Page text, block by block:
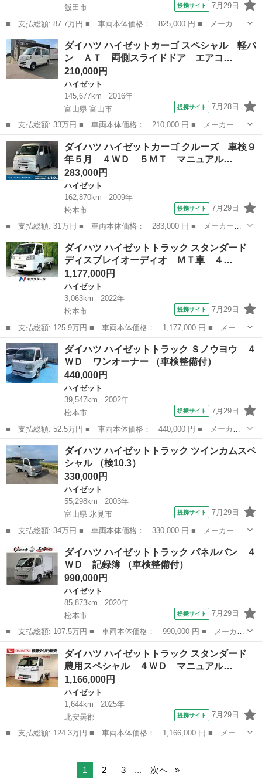
飯田市 提携サイト 7月29日
■ 支払総額: 87.7万円 ■ 車両本体価格： 825,000 円 ■ メーカー
名： ダイハツ ■ 車種名： ハイゼットカーゴ ■ グレード名：
６６０ クルーズターボ リミテッド ハイルーフ ４ＷＤ ■ 排気
量： 66...
長野 飯田市 ハイゼット
ダイハツ ハイゼットカーゴ スペシャル 軽バ
ン ＡＴ 両側スライドドア エアコ…
210,000円
ハイゼット
145,677km
2016年
富山県 富山市
提携サイト 7月28日
■ 支払総額: 33万円 ■ 車両本体価格： 210,000 円 ■ メーカー
名： ダイハツ ■ 車種名： ハイゼットカーゴ ■ グレード名：
スペシャル 軽バン ＡＴ 両側スライドドア エアコン 運転席エ
アバッグ 助手席...
富山 富山市 ハイゼット
ダイハツ ハイゼットカーゴ クルーズ 車検９
年５月 ４ＷＤ ５ＭＴ マニュアル…
283,000円
ハイゼット
162,870km
2009年
松本市
提携サイト 7月29日
■ 支払総額: 31万円 ■ 車両本体価格： 283,000 円 ■ メーカー
名： ダイハツ ■ 車種名： ハイゼットカーゴ ■ グレード名：
クルーズ 車検９年５月 ４ＷＤ ５ＭＴ マニュアルギヤシフト
キーレス ＣＤ ...
長野 松本市 ハイゼット
ダイハツ ハイゼットトラック スタンダード
ディスプレイオーディオ ＭＴ車 ４…
1,177,000円
ハイゼット
3,063km
2022年
松本市
提携サイト 7月29日
■ 支払総額: 125.9万円 ■ 車両本体価格： 1,177,000 円 ■ メーカ
ー名： ダイハツ ■ 車種名： ハイゼットトラック ■ グレード
名： スタンダード ディスプレイオーディオ ＭＴ車 ４ＷＤ バ
ックカメラ...
長野 松本市 ハイゼット
ダイハツ ハイゼットトラック Ｓノウヨウ ４
ＷＤ ワンオーナー （車検整備付）
440,000円
ハイゼット
39,547km
2002年
松本市
提携サイト 7月29日
■ 支払総額: 52.5万円 ■ 車両本体価格： 440,000 円 ■ メーカー
名： ダイハツ ■ 車種名： ハイゼットトラック ■ グレード
名： Ｓノウヨウ ４ＷＤ ワンオーナー ■ 排気量： 660cc ■ ド
ア枚数...
長野 松本市 ハイゼット
ダイハツ ハイゼットトラック ツインカムスペ
シャル （検10.3）
330,000円
ハイゼット
55,298km
2003年
富山県 氷見市
提携サイト 7月29日
■ 支払総額: 34万円 ■ 車両本体価格： 330,000 円 ■ メーカー
名： ダイハツ ■ 車種名： ハイゼットトラック ■ グレード
名： ツインカムスペシャル ■ 排気量： 660cc ■ ドア枚数：
2D ■ ミ...
富山 氷見市 ハイゼット
ダイハツ ハイゼットトラック パネルバン ４
ＷＤ 記録簿 （車検整備付）
990,000円
ハイゼット
85,873km
2020年
松本市
提携サイト 7月29日
■ 支払総額: 107.5万円 ■ 車両本体価格： 990,000 円 ■ メーカー
名： ダイハツ ■ 車種名： ハイゼットトラック ■ グレード
名： パネルバン ４ＷＤ 記録簿 ■ 排気量： 660cc ■ ドア枚
数： ...
長野 松本市 ハイゼット
ダイハツ ハイゼットトラック スタンダード
農用スペシャル ４ＷＤ マニュアル…
1,166,000円
ハイゼット
1,644km
2025年
北安曇郡
提携サイト 7月29日
■ 支払総額: 124.3万円 ■ 車両本体価格： 1,166,000 円 ■ メーカ
ー名： ダイハツ ■ 車種名： ハイゼットトラック ■ グレード
1 2 3 ... 次へ